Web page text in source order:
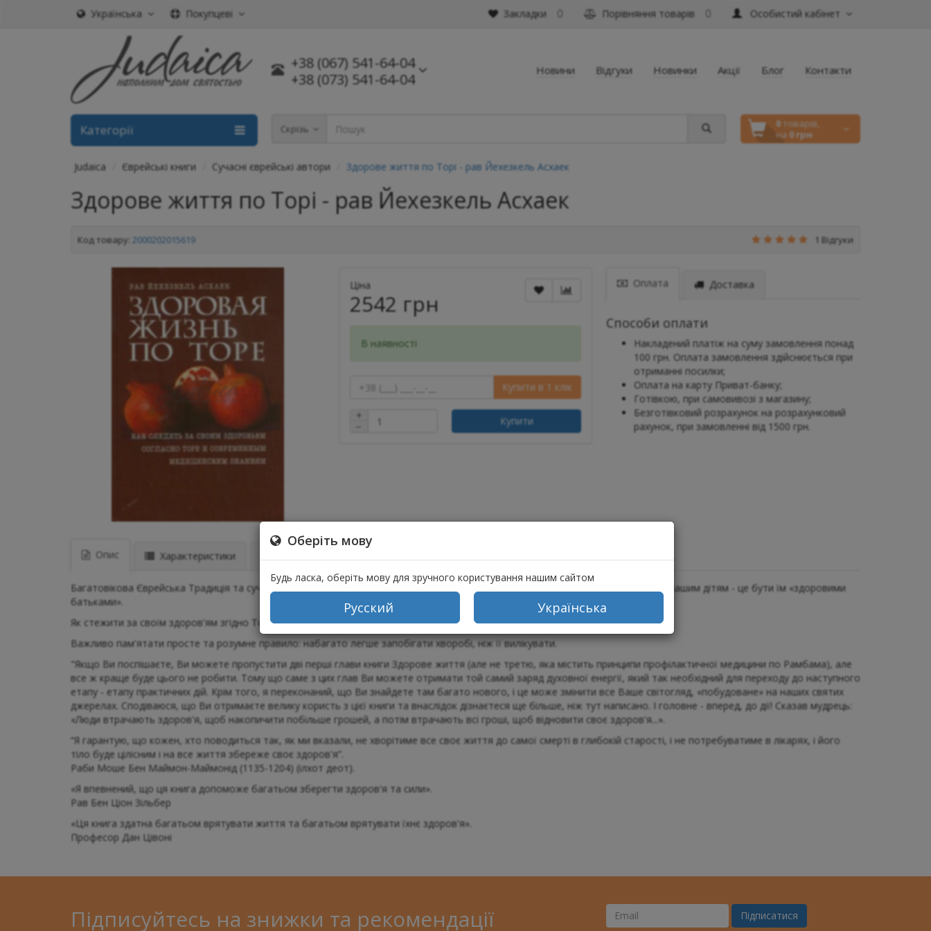
Українська Особистий кабінет
Покупцеві Закладки 0 Порівняння товарів 0
+38 (067) 541-64-04
+38 (073) 541-64-04
Новини Відгуки Новинки Акції Блог Контакти
Скрізь 0товарів,
на 0 грн
Категорії
Оберіть мову
Будь ласка, оберіть мову для зручного користування нашим сайтом
Русский Українська
Judaica Єврейські книги Сучасні єврейські автори Здорове життя по Торі - рав Йехезкель Асхаек
Здорове життя по Торі - рав Йехезкель Асхаек
Код товару: 2000202015619 1 Відгуки
Ціна
2542 грн
В наявності
Купити в 1 клік
+
−
Купити
Оплата Доставка
Способи оплати
Накладений платіж на суму замовлення понад
100 грн. Оплата замовлення здійснюється при
отриманні посилки;
Оплата на карту Приват-банку;
Готівкою, при самовивозі з магазину;
Безготівковий розрахунок на розрахунковий
рахунок, при замовленні від 1500 грн.
Опис Характеристики
Багатовікова Єврейська Традиція та сучасні знання медицини в одній книзі. Найбільший подарунок, який ми можемо піднести нашим дітям - це бути їм «здоровими
батьками».
Як стежити за своїм здоров'ям згідно Торі та сучасних знань?
Важливо пам'ятати просте та розумне правило: набагато легше запобігати хворобі, ніж її вилікувати.
"Якщо Ви поспішаєте, Ви можете пропустити дві перші глави книги Здорове життя (але не третю, яка містить принципи профілактичної медицини по Рамбама), але
все ж краще буде цього не робити. Тому що саме з цих глав Ви можете отримати той самий заряд духовної енергії, який так необхідний для переходу до наступного
етапу - етапу практичних дій. Крім того, я переконаний, що Ви знайдете там багато нового, і це може змінити все Ваше світогляд, «побудоване» на наших святих
джерелах. Сподіваюся, що Ви отримаєте велику користь з цієї книги та внаслідок дізнаєтеся ще більше, ніж тут написано. І головне - вперед, до дії! Сказав мудрець:
«Люди втрачають здоров'я, щоб накопичити побільше грошей, а потім втрачають всі гроші, щоб відновити своє здоров'я...».
“Я гарантую, що кожен, хто поводиться так, як ми вказали, не хворітиме все своє життя до самої смерті в глибокій старості, і не потребуватиме в лікарях, і його
тіло буде цілісним і на все життя збереже своє здоров'я”.
Раби Моше Бен Маймон-Маймонід (1135-1204) (ілхот деот).
«Я впевнений, що ця книга допоможе багатьом зберегти здоров'я та сили».
Рав Бен Ціон Зільбер
«Ця книга здатна багатьом врятувати життя та багатьом врятувати їхнє здоров'я».
Професор Дан Цівоні
Підписуйтесь на знижки та рекомендації
Ваш
Підписатися